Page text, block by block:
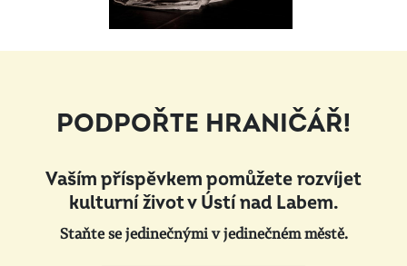
PODPOŘTE HRANIČÁŘ!
Vaším příspěvkem pomůžete rozvíjet
kulturní život v Ústí nad Labem.
Staňte se jedinečnými v jedinečném městě.